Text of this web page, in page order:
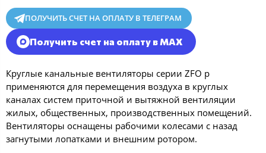
ПОЛУЧИТЬ СЧЕТ НА ОПЛАТУ В ТЕЛЕГРАМ
Получить счет на оплату в MAX
Круглые канальные вентиляторы серии ZFO p
применяются для перемещения воздуха в круглых
каналах систем приточной и вытяжной вентиляции
жилых, общественных, производственных помещений.
Вентиляторы оснащены рабочими колесами с назад
загнутыми лопатками и внешним ротором.